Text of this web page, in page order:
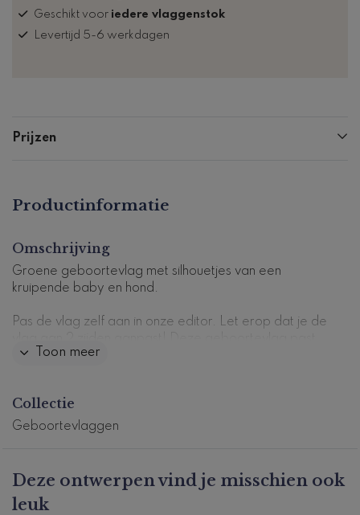
Geschikt voor iedere vlaggenstok
Levertijd 5-6 werkdagen
Prijzen
Productinformatie
Omschrijving
Groene geboortevlag met silhouetjes van een
kruipende baby en hond.
Pas de vlag zelf aan in onze editor. Let erop dat je de
bij ditgeboortekaartje
deze stijl.
Productcode: GV-0995-j
Toon meer
Collectie
Geboortevlaggen
Deze ontwerpen vind je misschien ook
leuk